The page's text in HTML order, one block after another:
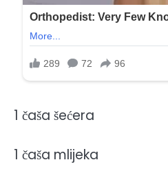
1 čaša šećera
1 čaša mlijeka